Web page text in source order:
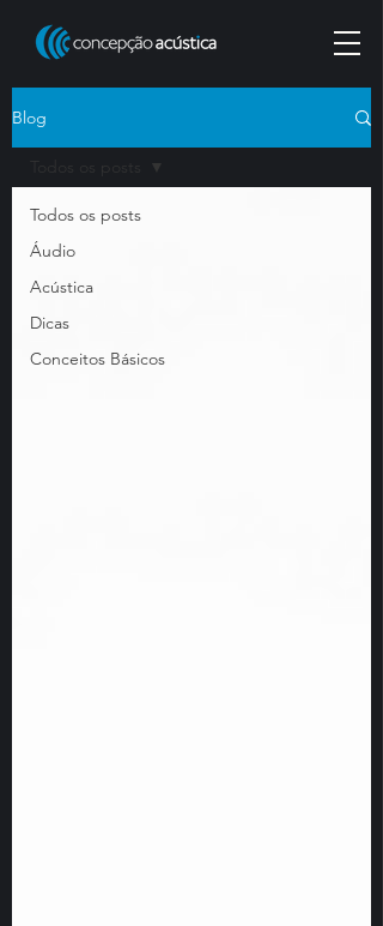
Blog
Todos os posts
Áudio
Acústica
Dicas
Conceitos Básicos
Todos os posts